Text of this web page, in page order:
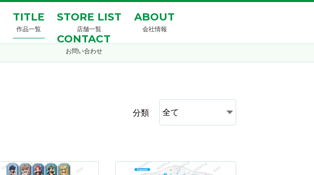
TITLE
作品一覧
STORE LIST
店舗一覧
ABOUT
会社情報
CONTACT
お問い合わせ
分類